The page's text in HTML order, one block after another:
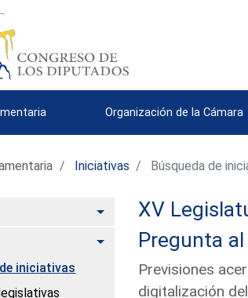
Organización de la Cámara
Iniciativas Búsqueda de
Alternar
Alternar
iniciativas
XV
Pregunta
Previsiones
digitalización